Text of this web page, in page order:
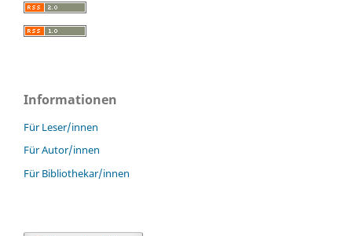
Informationen
Für Leser/innen
Für Autor/innen
Für Bibliothekar/innen